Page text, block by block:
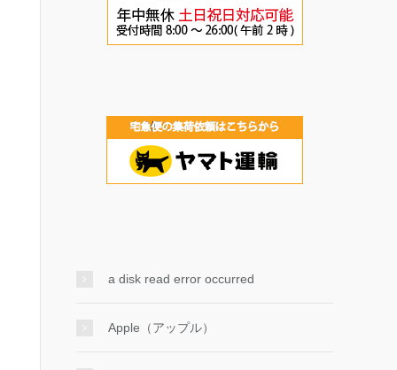
a disk read error occurred
Apple（アップル）